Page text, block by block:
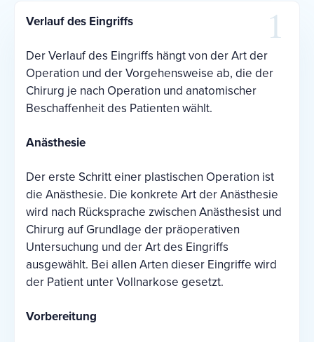
Verlauf des Eingriffs
Der Verlauf des Eingriffs hängt von der Art der
Operation und der Vorgehensweise ab, die der
Chirurg je nach Operation und anatomischer
Beschaffenheit des Patienten wählt.
Anästhesie
Der erste Schritt einer plastischen Operation ist
die Anästhesie. Die konkrete Art der Anästhesie
wird nach Rücksprache zwischen Anästhesist und
Chirurg auf Grundlage der präoperativen
Untersuchung und der Art des Eingriffs
ausgewählt. Bei allen Arten dieser Eingriffe wird
der Patient unter Vollnarkose gesetzt.
Vorbereitung